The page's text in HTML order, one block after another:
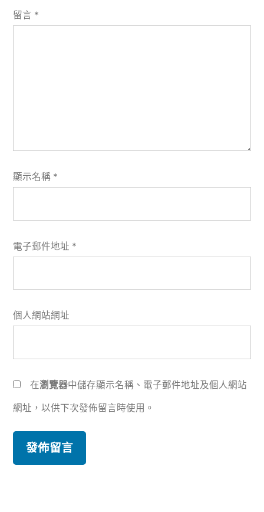
留言 *
顯示名稱 *
電子郵件地址 *
個人網站網址
在瀏覽器中儲存顯示名稱、電子郵件地址及個人網站
網址，以供下次發佈留言時使用。